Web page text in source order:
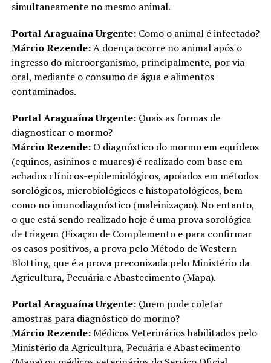
simultaneamente no mesmo animal.
Portal Araguaína Urgente:Como o animal é infectado?
Márcio Rezende:A doença ocorre no animal após o
ingresso do microorganismo, principalmente, por via
oral, mediante o consumo de água e alimentos
contaminados.
Portal Araguaína Urgente:Quais as formas de
diagnosticar o mormo?
Márcio Rezende:O diagnóstico do mormo em equídeos
(equinos, asininos e muares) é realizado com base em
achados clínicos-epidemiológicos, apoiados em métodos
sorológicos, microbiológicos e histopatológicos, bem
como no imunodiagnóstico (maleinização). No entanto,
o que está sendo realizado hoje é uma prova sorológica
de triagem (Fixação de Complemento e para confirmar
os casos positivos, a prova pelo Método de Western
Blotting, que é a prova preconizada pelo Ministério da
Agricultura, Pecuária e Abastecimento (Mapa).
Portal Araguaína Urgente:Quem pode coletar
amostras para diagnóstico do mormo?
Márcio Rezende:Médicos Veterinários habilitados pelo
Ministério da Agricultura, Pecuária e Abastecimento